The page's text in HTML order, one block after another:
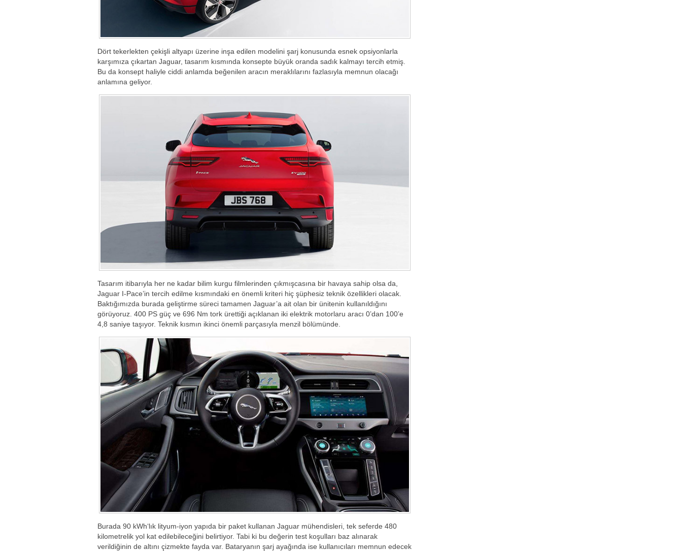
Dört tekerlekten çekişli altyapı üzerine inşa edilen modelini şarj konusunda esnek opsiyonlarla
karşımıza çıkartan Jaguar, tasarım kısmında konsepte büyük oranda sadık kalmayı tercih etmiş.
Bu da konsept haliyle ciddi anlamda beğenilen aracın meraklılarını fazlasıyla memnun olacağı
anlamına geliyor.
Tasarım itibarıyla her ne kadar bilim kurgu filmlerinden çıkmışcasına bir havaya sahip olsa da,
Jaguar I-Pace’in tercih edilme kısmındaki en önemli kriteri hiç şüphesiz teknik özellikleri olacak.
Baktığımızda burada geliştirme süreci tamamen Jaguar’a ait olan bir ünitenin kullanıldığını
görüyoruz. 400 PS güç ve 696 Nm tork ürettiği açıklanan iki elektrik motorlaru aracı 0’dan 100’e
4,8 saniye taşıyor. Teknik kısmın ikinci önemli parçasıyla menzil bölümünde.
Burada 90 kWh‘lık lityum-iyon yapıda bir paket kullanan Jaguar mühendisleri, tek seferde 480
kilometrelik yol kat edilebileceğini belirtiyor. Tabi ki bu değerin test koşulları baz alınarak
verildiğinin de altını çizmekte fayda var. Bataryanın şarj ayağında ise kullanıcıları memnun edecek